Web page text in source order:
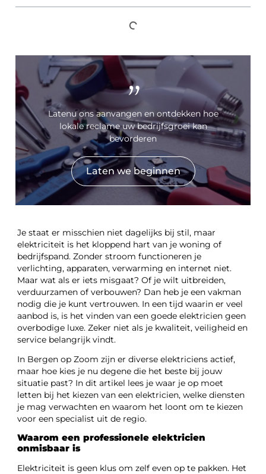
Je staat er misschien niet dagelijks bij stil, maar
elektriciteit is het kloppend hart van je woning of
bedrijfspand. Zonder stroom functioneren je
verlichting, apparaten, verwarming en internet niet.
Maar wat als er iets misgaat? Of je wilt uitbreiden,
verduurzamen of verbouwen? Dan heb je een vakman
nodig die je kunt vertrouwen. In een tijd waarin er veel
aanbod is, is het vinden van een goede elektricien geen
overbodige luxe. Zeker niet als je kwaliteit, veiligheid en
service belangrijk vindt.
In Bergen op Zoom zijn er diverse elektriciens actief,
maar hoe kies je nu degene die het beste bij jouw
situatie past? In dit artikel lees je waar je op moet
letten bij het kiezen van een elektricien, welke diensten
je mag verwachten en waarom het loont om te kiezen
voor een specialist uit de regio.
Waarom een professionele elektricien
onmisbaar is
Elektriciteit is geen klus om zelf even op te pakken. Het
"
Latenu ons aanvangen en ontdekken hoe
lokale reclame uw bedrijfsgroei kan
bevorderen
Laten we beginnen